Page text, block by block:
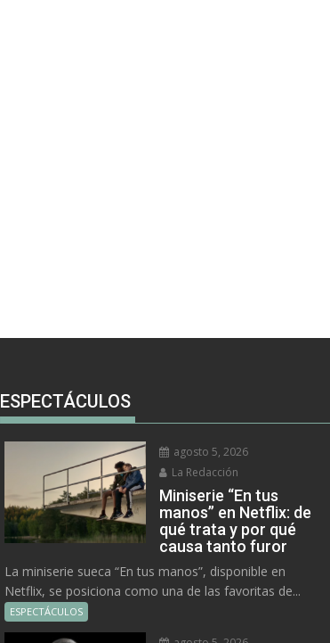
ESPECTÁCULOS
agosto 5, 2026
La Redacción
Miniserie “En tus
manos” en Netflix: de
qué trata y por qué
causa tanto furor
La miniserie sueca “En tus manos”, disponible en
Netflix, se posiciona como una de las favoritas de...
ESPECTÁCULOS